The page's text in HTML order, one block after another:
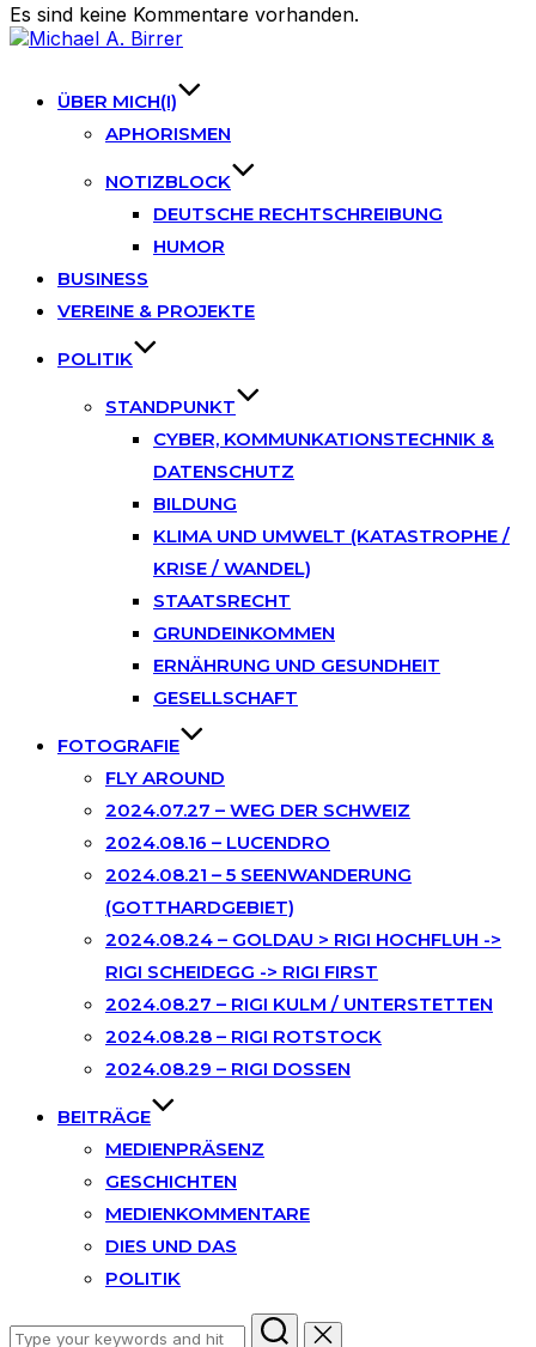
Es sind keine Kommentare vorhanden.
Skip
ÜBER MICH(I)
APHORISMEN
NOTIZBLOCK
DEUTSCHE RECHTSCHREIBUNG
HUMOR
BUSINESS
VEREINE & PROJEKTE
POLITIK
STANDPUNKT
CYBER, KOMMUNKATIONSTECHNIK &
DATENSCHUTZ
BILDUNG
KLIMA UND UMWELT (KATASTROPHE /
KRISE / WANDEL)
STAATSRECHT
GRUNDEINKOMMEN
ERNÄHRUNG UND GESUNDHEIT
GESELLSCHAFT
FOTOGRAFIE
FLY AROUND
2024.07.27 – WEG DER SCHWEIZ
2024.08.16 – LUCENDRO
2024.08.21 – 5 SEENWANDERUNG
(GOTTHARDGEBIET)
2024.08.24 – GOLDAU > RIGI HOCHFLUH ->
RIGI SCHEIDEGG -> RIGI FIRST
2024.08.27 – RIGI KULM / UNTERSTETTEN
2024.08.28 – RIGI ROTSTOCK
2024.08.29 – RIGI DOSSEN
BEITRÄGE
MEDIENPRÄSENZ
GESCHICHTEN
MEDIENKOMMENTARE
DIES UND DAS
POLITIK
Search